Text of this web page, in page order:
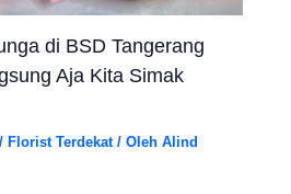
di BSD Tangerang
Aja Kita Simak
/ Florist Terdekat/ OlehAlind